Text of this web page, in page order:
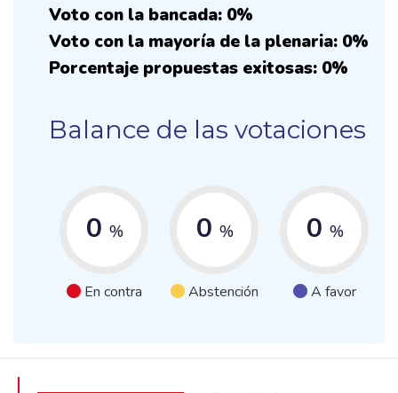
Voto con la bancada: 0%
Voto con la mayoría de la plenaria: 0%
Porcentaje propuestas exitosas: 0%
Balance de las votaciones
0 %
En contra
0 %
Abstención
0 %
A favor